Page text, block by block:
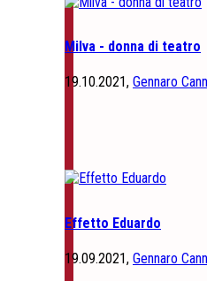
Milva - donna di teatro
19.10.2021, Gennaro
Effetto Eduardo
19.09.2021, Gennaro